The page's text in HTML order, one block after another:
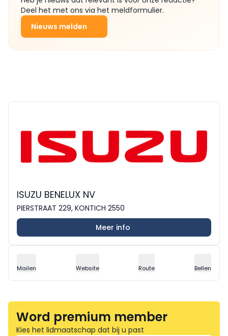
Deel het met ons via het meldformulier.
Nieuws melden
ISUZU BENELUX NV
PIERSTRAAT 229, KONTICH 2550
Meer info
Mailen Website Route Bellen
Word premium member
Kies het lidmaatschap dat bij u past